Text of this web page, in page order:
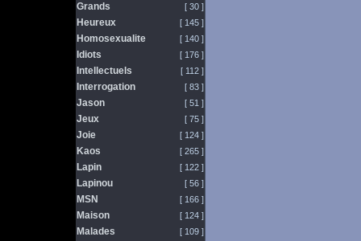
Grands [ 30 ]
Heureux [ 145 ]
Homosexualite [ 140 ]
Idiots [ 176 ]
Intellectuels [ 112 ]
Interrogation [ 83 ]
Jason [ 51 ]
Jeux [ 75 ]
Joie [ 124 ]
Kaos [ 265 ]
Lapin [ 122 ]
Lapinou [ 56 ]
MSN [ 166 ]
Maison [ 124 ]
Malades [ 109 ]